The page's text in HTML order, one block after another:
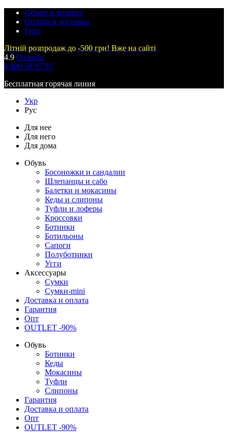
Обмен и возврат
Оплата и доставка
Гурт
Літній розпродаж до -500 грн! Вже на сайті
4.9 Отзывы
0 800 50 97 97
Бесплатная горячая линия
Укр
Рус
Для нее
Для него
Для дома
Обувь
Босоножки и сандалии
Шлепанцы и сабо
Балетки и мокасины
Кеды и слипоны
Туфли и лоферы
Кроссовки
Ботинки
Ботильоны
Сапоги
Полуботинки
Угги
Аксессуары
Сумки
Сумки-mini
Доставка и оплата
Гарантия
Опт
OUTLET -90%
Обувь
Ботинки
Кеды
Мокасины
Туфли
Слипоны
Гарантия
Доставка и оплата
Опт
OUTLET -90%